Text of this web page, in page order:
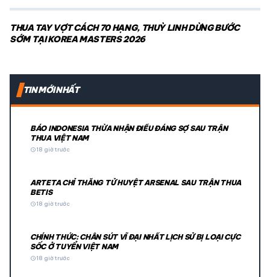
THUA TAY VỢT CÁCH 70 HẠNG, THUỲ LINH DỪNG BƯỚC
SỚM TẠI KOREA MASTERS 2026
TIN MỚI NHẤT
BÁO INDONESIA THỪA NHẬN ĐIỀU ĐÁNG SỢ SAU TRẬN
THUA VIỆT NAM
schedule18 giờ trước
ARTETA CHỈ THẲNG TỬ HUYỆT ARSENAL SAU TRẬN THUA
BETIS
schedule18 giờ trước
CHÍNH THỨC: CHÂN SÚT VĨ ĐẠI NHẤT LỊCH SỬ BỊ LOẠI CỰC
SỐC Ở TUYỂN VIỆT NAM
schedule18 giờ trước